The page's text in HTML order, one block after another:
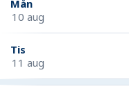
Mån
10 aug
Tis
11 aug